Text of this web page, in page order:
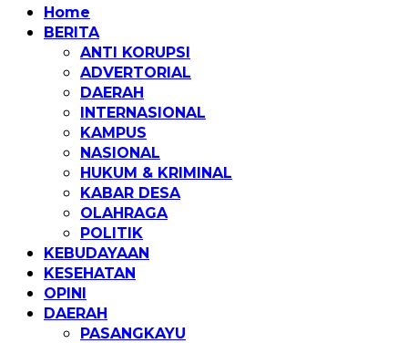
Home
BERITA
ANTI KORUPSI
ADVERTORIAL
DAERAH
INTERNASIONAL
KAMPUS
NASIONAL
HUKUM & KRIMINAL
KABAR DESA
OLAHRAGA
POLITIK
KEBUDAYAAN
KESEHATAN
OPINI
DAERAH
PASANGKAYU